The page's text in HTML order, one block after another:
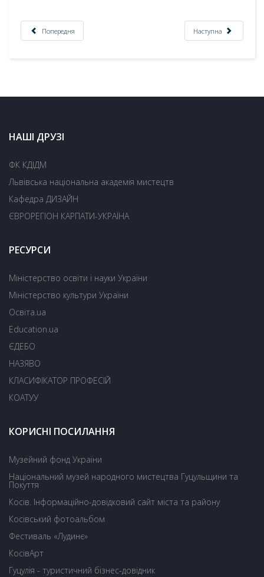
Попередня Наступна
НАШІ ДРУЗІ
ФК КДІДМ
Львівська національна академія мистецтв
Кафедра ДИЗАЙН
ЄВРОРЕГІОН КАРПАТИ-УКРАЇНА
РЕСУРСИ
Міністерство освіти і науки України
Міністерство культури України
Освіта.ua
Education.ua
ЄДЕБО
НАЗЯВО
КЛАСИФІКАТОР ПРОФЕСІЙ
КОАТУУ
КОРИСНІ ПОСИЛАННЯ
Музейний фонд України
Національний музей народного мистецтва Гуцульщини та
Покуття
Косів. Інформаційно-довідковий сайт міста та району
Косівський фотоальбом
Фестиваль «Лудинє»
КосівАрт
Гуцулія - туристичний бізнес-довідник